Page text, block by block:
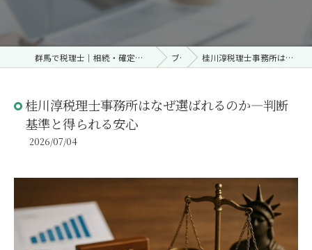
群馬で税理士｜相続・確定申告・契約時・無料相談なら「桂川淳税理士事務所」 ブログ 桂川淳税理士事務所はなぜ選ばれるのか—判断基準と得られる安心
桂川淳税理士事務所はなぜ選ばれるのか—判断
基準と得られる安心
2026/07/04